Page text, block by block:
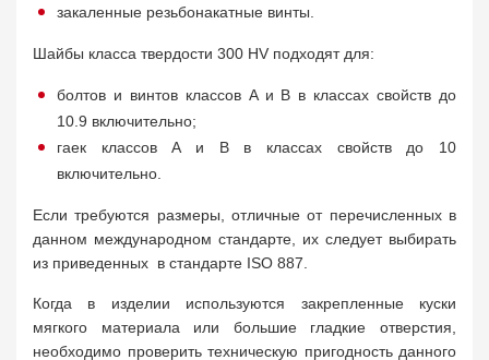
закаленные резьбонакатные винты.
Шайбы класса твердости 300 HV подходят для:
болтов и винтов классов A и B в классах свойств до
10.9 включительно;
гаек классов A и B в классах свойств до 10
включительно.
Если требуются размеры, отличные от перечисленных в
данном международном стандарте, их следует выбирать
из приведенных в стандарте ISO 887.
Когда в изделии используются закрепленные куски
мягкого материала или большие гладкие отверстия,
необходимо проверить техническую пригодность данного